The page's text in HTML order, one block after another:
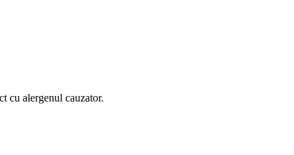
cu alergenul cauzator.